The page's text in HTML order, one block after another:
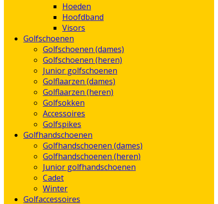
Hoeden
Hoofdband
Visors
Golfschoenen
Golfschoenen (dames)
Golfschoenen (heren)
Junior golfschoenen
Golflaarzen (dames)
Golflaarzen (heren)
Golfsokken
Accessoires
Golfspikes
Golfhandschoenen
Golfhandschoenen (dames)
Golfhandschoenen (heren)
Junior golfhandschoenen
Cadet
Winter
Golfaccessoires